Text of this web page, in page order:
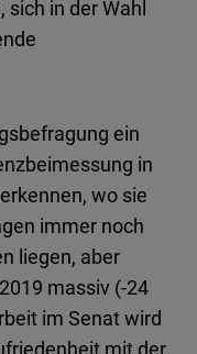
in der Wahl
ein
in
wo sie
immer noch
liegen, aber
massiv (-24
im Senat wird
mit der